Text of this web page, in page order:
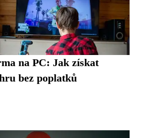
na PC: Jak získat
bez poplatků